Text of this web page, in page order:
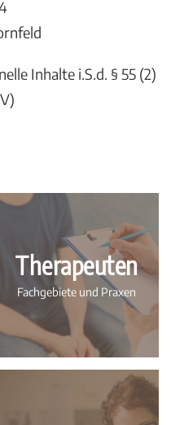
Inhalte i.S.d. § 55 (2)
Therapeuten
Fachgebiete und Praxen